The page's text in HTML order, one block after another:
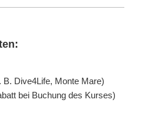
B. Dive4Life, Monte Mare)
bei Buchung des Kurses)